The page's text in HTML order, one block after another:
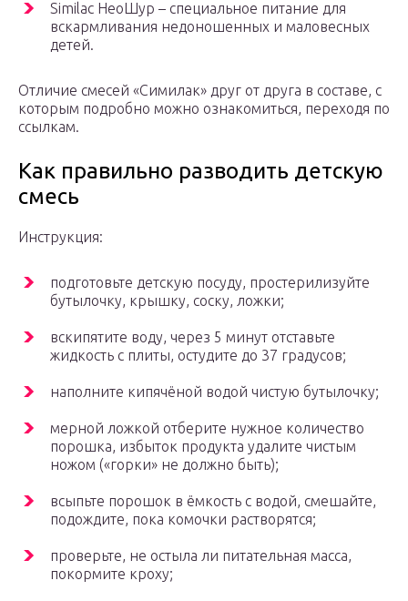
Similac НеоШур – специальное питание для
вскармливания недоношенных и маловесных
детей.
Отличие смесей «Симилак» друг от друга в составе, с
которым подробно можно ознакомиться, переходя по
ссылкам.
Как правильно разводить детскую
смесь
Инструкция:
подготовьте детскую посуду, простерилизуйте
бутылочку, крышку, соску, ложки;
вскипятите воду, через 5 минут отставьте
жидкость с плиты, остудите до 37 градусов;
наполните кипячёной водой чистую бутылочку;
мерной ложкой отберите нужное количество
порошка, избыток продукта удалите чистым
ножом («горки» не должно быть);
всыпьте порошок в ёмкость с водой, смешайте,
подождите, пока комочки растворятся;
проверьте, не остыла ли питательная масса,
покормите кроху;